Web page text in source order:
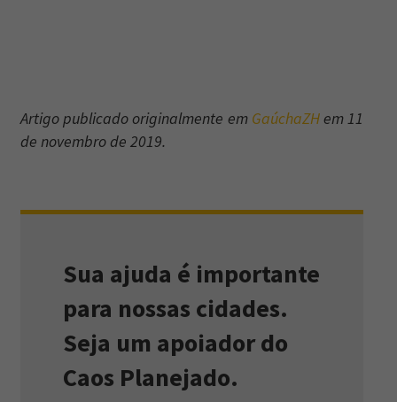
Artigo publicado originalmente em GaúchaZHem 11
de novembro de 2019.
Sua ajuda é importante
para nossas cidades.
Seja um apoiador do
Caos Planejado.